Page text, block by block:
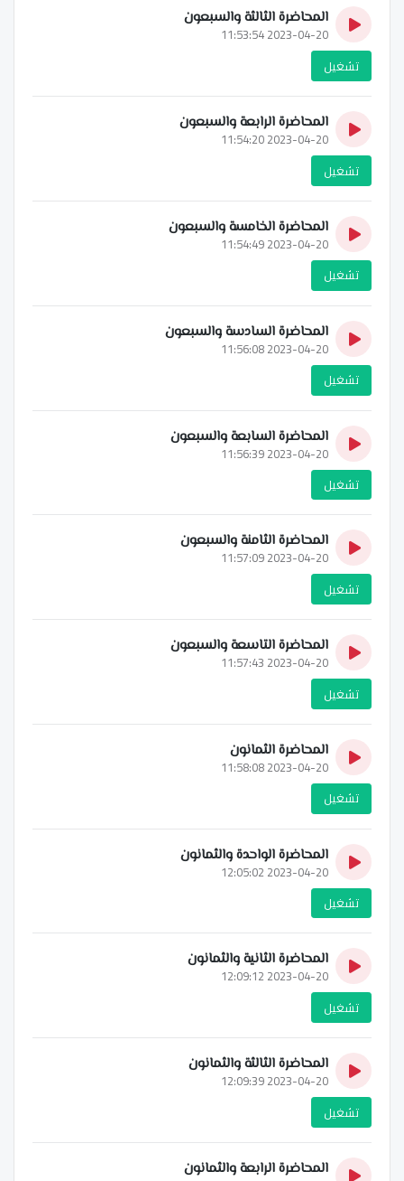
المحاضرة الثالثة والسبعون
2023-04-20 11:53:54
تشغيل
المحاضرة الرابعة والسبعون
2023-04-20 11:54:20
تشغيل
المحاضرة الخامسة والسبعون
2023-04-20 11:54:49
تشغيل
المحاضرة السادسة والسبعون
2023-04-20 11:56:08
تشغيل
المحاضرة السابعة والسبعون
2023-04-20 11:56:39
تشغيل
المحاضرة الثامنة والسبعون
2023-04-20 11:57:09
تشغيل
المحاضرة التاسعة والسبعون
2023-04-20 11:57:43
تشغيل
المحاضرة الثمانون
2023-04-20 11:58:08
تشغيل
المحاضرة الواحدة والثمانون
2023-04-20 12:05:02
تشغيل
المحاضرة الثانية والثمانون
2023-04-20 12:09:12
تشغيل
المحاضرة الثالثة والثمانون
2023-04-20 12:09:39
تشغيل
المحاضرة الرابعة والثمانون